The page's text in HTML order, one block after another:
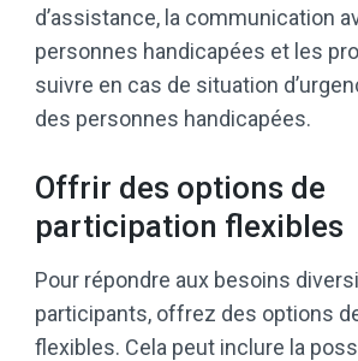
d’assistance, la communication
personnes handicapées et les
suivre en cas de situation
des personnes handicapées.
Offrir des options de
participation flexibles
Pour répondre aux besoins
participants, offrez des options
flexibles. Cela peut inclure la